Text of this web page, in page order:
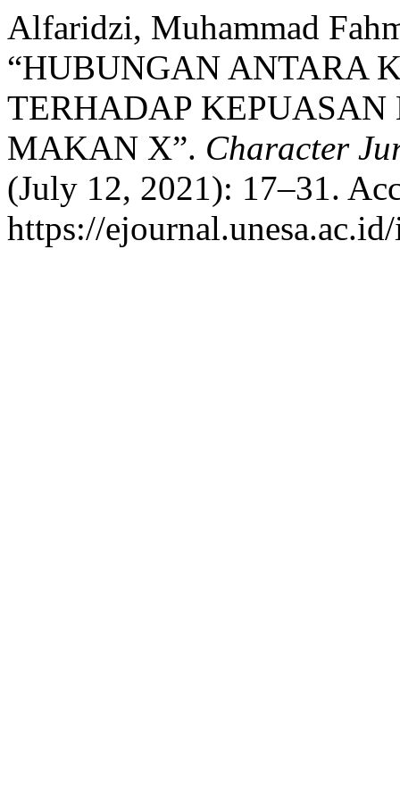
Alfaridzi, Muhammad
“HUBUNGAN ANTARA
TERHADAP
MAKAN X”. Character
(July 12, 2021): 17–31.
https://